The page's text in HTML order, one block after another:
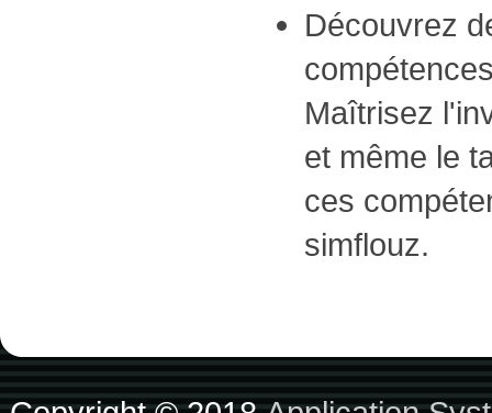
Découvrez
Maîtrisez
et même le
ces
simflouz.